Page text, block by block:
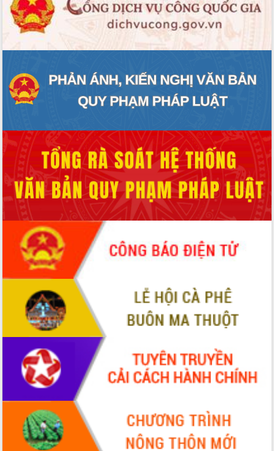
xuất khẩu sầu riêng và triển khai quy
định EUDR
Thứ trưởng Bộ Nông nghiệp và Môi
trường Nguyễn Hoàng Hiệp khảo sát
sầu riêng tại Đắk Lắk
Trình diễn nghệ thuật chế biến các
món ăn từ sầu riêng
tiến đầu tư tỉnh
Ngành cá ngừ Đắk Lắk chủ động thích
ứng để giữ vững thị trường xuất khẩu
Diễn đàn Kinh tế tư nhân Việt Nam đột
phá cơ chế - Hợp tác công tư
Đề án 06 tạo bước ngoặt đột phá trong
cải cách hành chính tỉnh Đắk Lắk
Kết nối tour, đẩy mạnh chuyển đổi số
để phát triển du lịch Đắk Lắk
Khởi động Dự án Đầu tư xây dựng hạ
tầng kỹ thuật Cụm công nghiệp Tân
Tiến
Gặp mặt các cơ quan báo chí nhân Kỷ
niệm 101 năm Ngày Báo chí Cách
mạng Việt Nam
Đắk Lắk sơ kết 4 năm triển khai thực
hiện Đề án 06 của Chính phủ
Họp báo thông tin về Hội nghị Công bố
Quy hoạch và Xúc tiến đầu tư tỉnh Đắk
Khơi thông điểm nghẽn, đẩy nhanh
giải ngân vốn khắc phục thiên tai
HĐND tỉnh thông qua điều chỉnh Quy
hoạch tỉnh thời kỳ 2021-2030